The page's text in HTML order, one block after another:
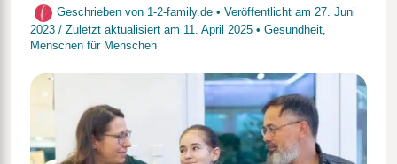
Geschrieben von 1-2-family.de • Veröffentlicht am 27. Juni
2023 / Zuletzt aktualisiert am 11. April 2025• Gesundheit,
Menschen für Menschen